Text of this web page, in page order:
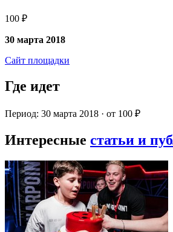
100 ₽
30 марта 2018
Сайт площадки
Где идет
Период: 30 марта 2018 · от 100 ₽
Интересные статьи и